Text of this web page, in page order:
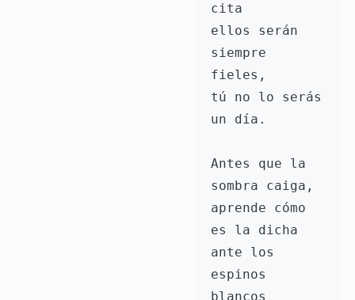
cita
ellos serán
siempre
fieles,
tú no lo serás
un día.
Antes que la
sombra caiga,
aprende cómo
es la dicha
ante los
espinos
blancos